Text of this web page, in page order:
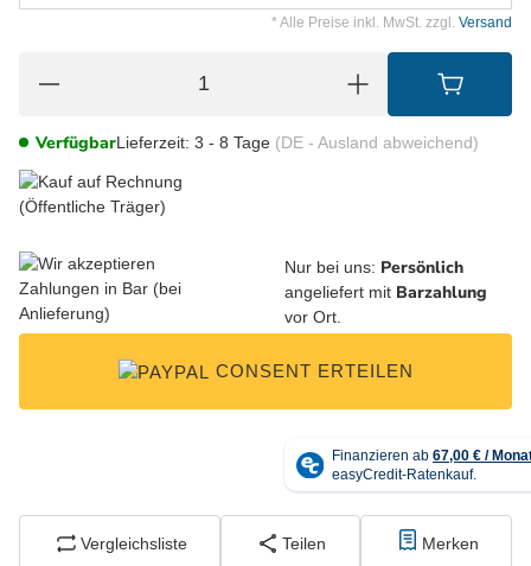
* Alle Preise inkl. MwSt. zzgl. Versand
VerfügbarLieferzeit: 3 - 8 Tage (DE - Ausland abweichend)
Nur bei uns: Persönlich
angeliefert mit Barzahlung
vor Ort.
CONSENT ERTEILEN
Vergleichsliste Teilen Merken